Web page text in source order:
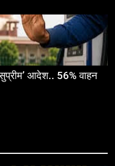
आदेश.. 56% वाहन